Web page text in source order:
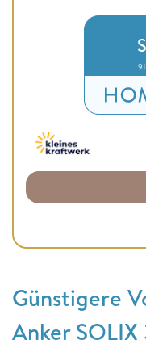
Günstigere
Anker SOLIX